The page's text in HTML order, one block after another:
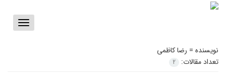
Toggle
نویسنده = رضا کاظمی
تعداد مقالات:
2